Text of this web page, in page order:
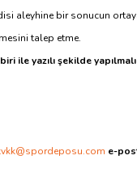
aleyhine bir sonucun
talep etme.
ile yazılı şekilde
e-